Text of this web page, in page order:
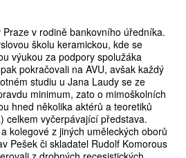
v rodině bankovního úředníka.
školu keramickou, kde se
výukou za podpory spolužáka
pokračovali na AVU, avšak každý
studiu u Jana Laudy se ze
minimum, zato o mimoškolních
hned několika aktérů a teoretiků
celkem vyčerpávající představa.
kolegové z jiných uměleckých oborů
Pešek či skladatel Rudolf Komorous